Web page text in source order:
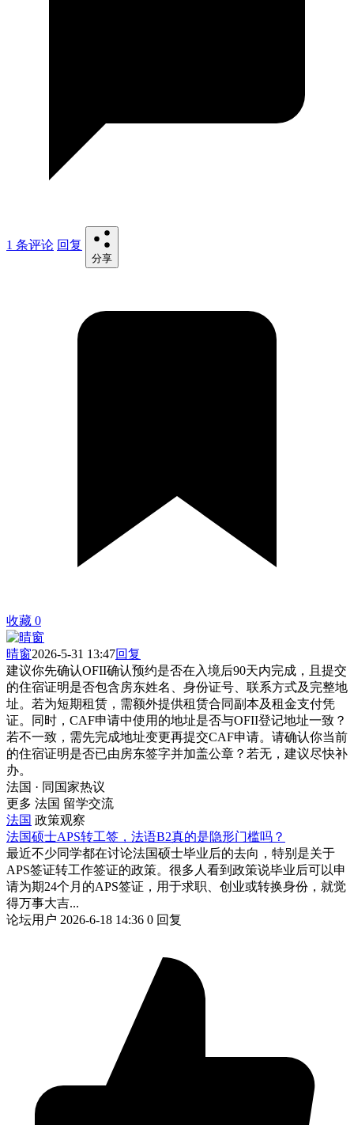
1 条评论 回复
分享
收藏 0
晴窗2026-5-31 13:47回复
建议你先确认OFII确认预约是否在入境后90天内完成，且提交
的住宿证明是否包含房东姓名、身份证号、联系方式及完整地
址。若为短期租赁，需额外提供租赁合同副本及租金支付凭
证。同时，CAF申请中使用的地址是否与OFII登记地址一致？
若不一致，需先完成地址变更再提交CAF申请。请确认你当前
的住宿证明是否已由房东签字并加盖公章？若无，建议尽快补
办。
法国 · 同国家热议
更多 法国 留学交流
法国 政策观察
法国硕士APS转工签，法语B2真的是隐形门槛吗？
最近不少同学都在讨论法国硕士毕业后的去向，特别是关于
APS签证转工作签证的政策。很多人看到政策说毕业后可以申
请为期24个月的APS签证，用于求职、创业或转换身份，就觉
得万事大吉...
论坛用户 2026-6-18 14:36 0 回复